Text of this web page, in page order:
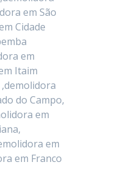
em São
Cidade
em
Itaim
do Campo,
em
em
em Franco